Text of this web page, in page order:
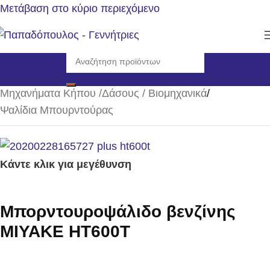
Μετάβαση στο κύριο περιεχόμενο
Αρχική σελίδα/
Μηχανήματα Κήπου /Δάσους / Βιομηχανικά/
Ψαλίδια Μπουρντούρας
Κάντε κλικ για μεγέθυνση
Μπορντουροψάλιδο βενζίνης
MIYAKE HT600T